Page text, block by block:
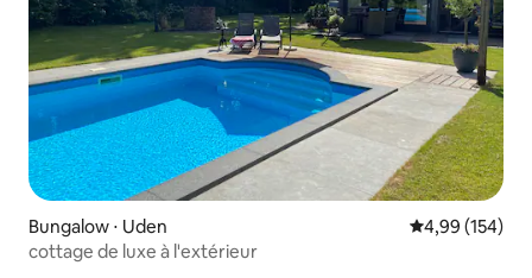
Bungalow ⋅ Uden Évaluation
4,99 (154)
cottage de luxe à l'extérieur